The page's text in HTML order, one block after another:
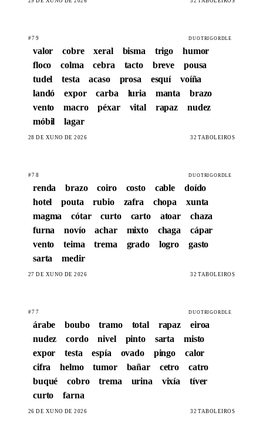
#79 DUOTRIGORDLE
valor cobre xeral bisma trigo
humor
floco
colma cebra tacto breve
pousa
tudel
testa acaso prosa esquí
voíña
landó
expor carba luria manta
brazo
vento
macro péxar vital rapaz
nudez
móbil
lagar
28 DE XUÑO DE 2026 32 TABOLEIROS
#78 DUOTRIGORDLE
renda brazo coiro costo cable
doído
hotel
pouta rubio zafra chopa
xunta
magma
cótar curto carto atoar
chaza
furna
novío achar mixto chaga
cápar
vento
teima trema grado logro
gasto
sarta
medir
27 DE XUÑO DE 2026 32 TABOLEIROS
#77 DUOTRIGORDLE
árabe boubo tramo total rapaz
eiroa
nudez
cordo nivel pinto sarta
misto
expor
testa espía ovado pingo
calor
cifra
helmo tumor bañar cetro
catro
buqué
cobro trema urina vixía
tíver
curto
farna
26 DE XUÑO DE 2026 32 TABOLEIROS